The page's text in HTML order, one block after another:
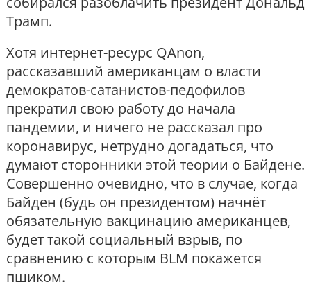
Трамп.
Хотя интернет-ресурс QAnon,
рассказавший американцам о власти
демократов-сатанистов-педофилов
прекратил свою работу до начала
пандемии, и ничего не рассказал про
коронавирус, нетрудно догадаться, что
думают сторонники этой теории о Байдене.
Совершенно очевидно, что в случае, когда
Байден (будь он президентом) начнёт
обязательную вакцинацию американцев,
будет такой социальный взрыв, по
сравнению с которым BLM покажется
пшиком.